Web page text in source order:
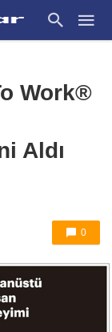
Work®
Aldı
0